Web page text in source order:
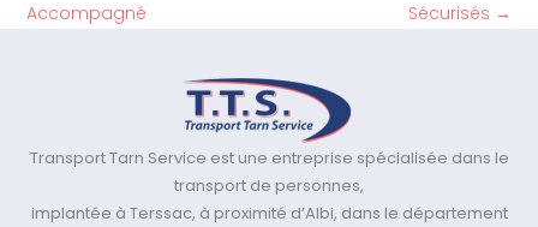
Accompagné
Sécurisés →
Transport Tarn Service est une entreprise spécialisée dans le
transport de personnes,
implantée à Terssac, à proximité d’Albi, dans le département